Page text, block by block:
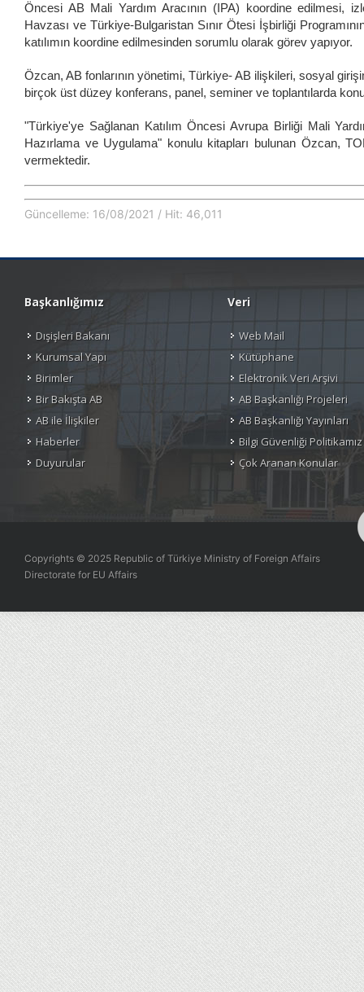
Öncesi AB Mali Yardım Aracının (IPA) koordine edilmesi,
Havzası ve Türkiye-Bulgaristan Sınır Ötesi İşbirliği
katılımın koordine edilmesinden sorumlu olarak görev yapıyor.
Özcan, AB fonlarının yönetimi, Türkiye- AB ilişkileri, sosyal
birçok üst düzey konferans, panel, seminer ve toplantılarda
"Türkiye'ye Sağlanan Katılım Öncesi Avrupa Birliği Mali
Hazırlama ve Uygulama" konulu kitapları bulunan Özcan,
vermektedir.
Güncelleme: 16/08/2021 / Hit: 46,011
Başkanlığımız
Dışişleri Bakanı
Kurumsal Yapı
Birimler
Bir Bakışta AB
AB ile İlişkiler
Haberler
Duyurular
Veri
Web Mail
Kütüphane
Elektronik Veri Arşivi
AB Başkanlığı Projeleri
AB Başkanlığı Yayınları
Bilgi Güvenliği Politikamız
Çok Aranan Konular
Copyrights © 2025 Republic of Türkiye Ministry of Foreign Affairs
Directorate for EU Affairs